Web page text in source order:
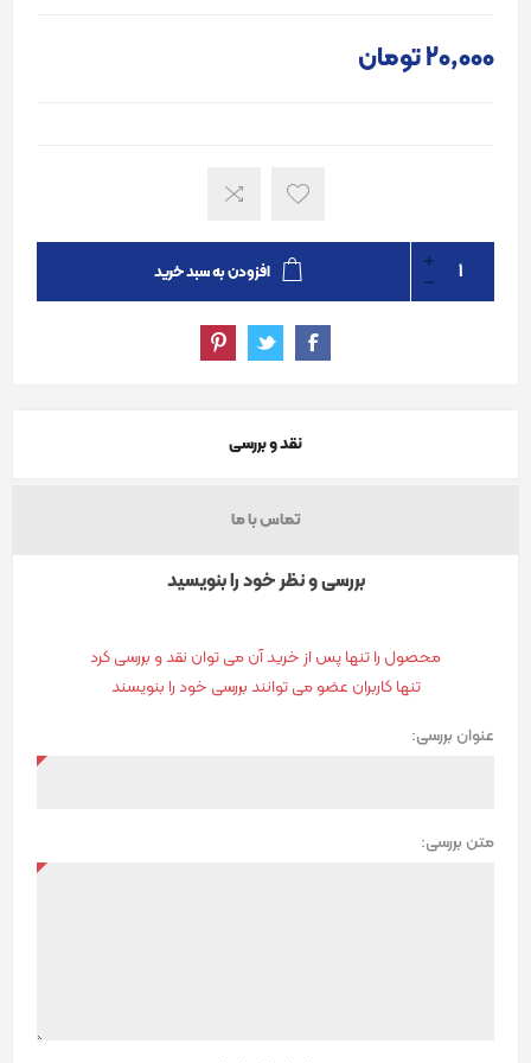
20٬000 تومان
افزودن به سبد خرید
نقد و بررسی
تماس با ما
بررسی و نظر خود را بنویسید
محصول را تنها پس از خرید آن می توان نقد و بررسی کرد
تنها کاربران عضو می توانند بررسی خود را بنویسند
عنوان بررسی:
متن بررسی: